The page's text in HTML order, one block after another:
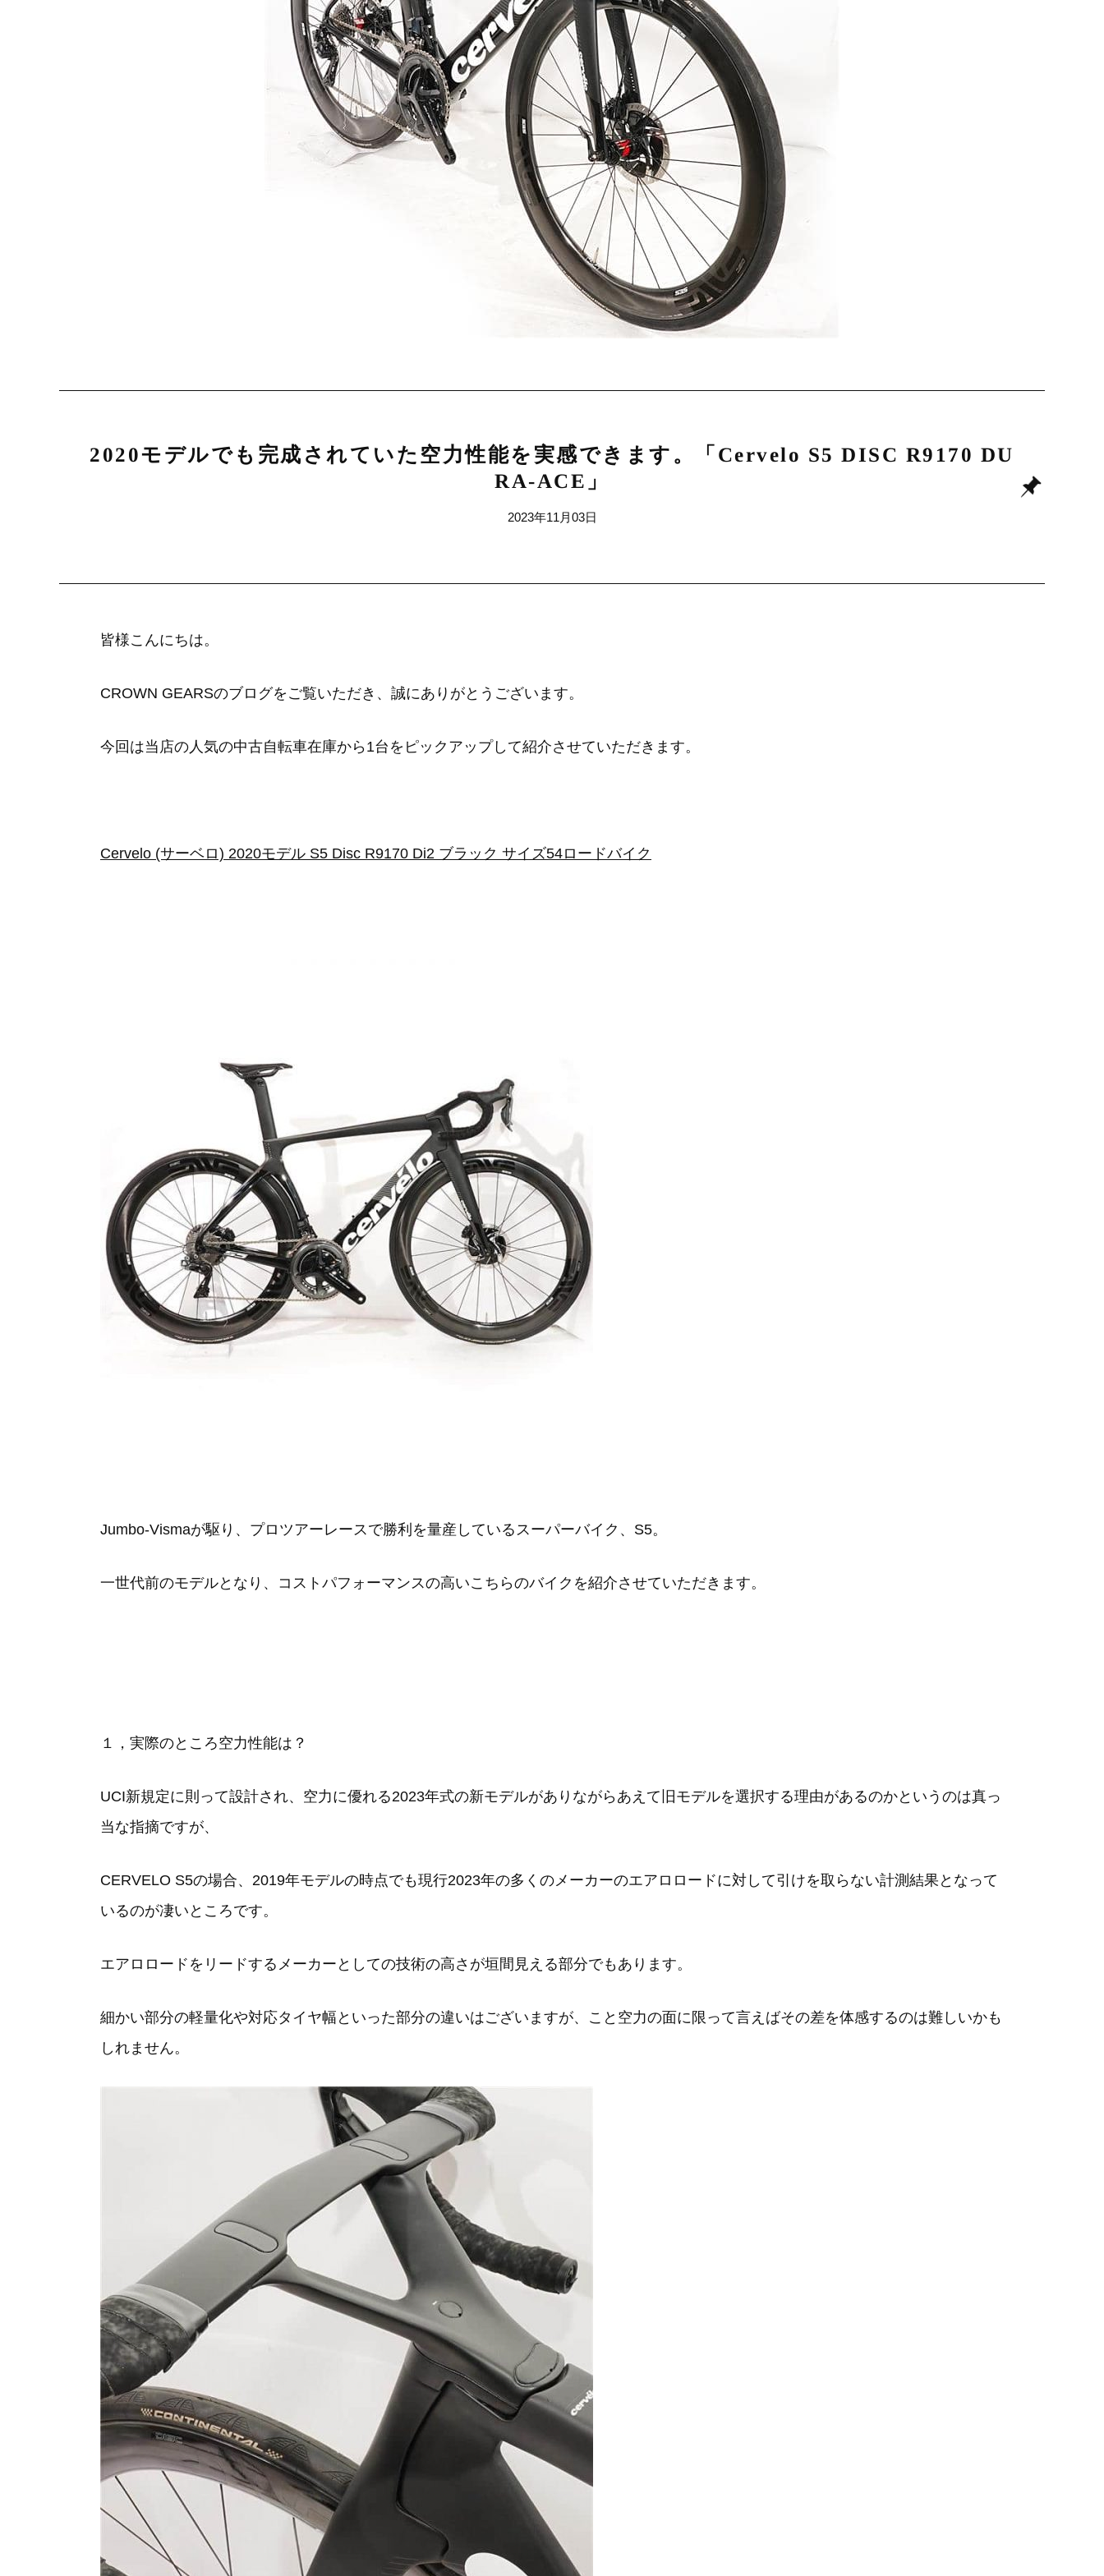
2020モデルでも完成されていた空力性能を実感できます。「Cervelo S5 DISC R9170 DU
RA-ACE」
2023年11月03日
皆様こんにちは。
CROWN GEARSのブログをご覧いただき、誠にありがとうございます。
今回は当店の人気の中古自転車在庫から1台をピックアップして紹介させていただきます。
Cervelo (サーベロ) 2020モデル S5 Disc R9170 Di2 ブラック サイズ54ロードバイク
Jumbo-Vismaが駆り、プロツアーレースで勝利を量産しているスーパーバイク、S5。
一世代前のモデルとなり、コストパフォーマンスの高いこちらのバイクを紹介させていただきます。
１，実際のところ空力性能は？
UCI新規定に則って設計され、空力に優れる2023年式の新モデルがありながらあえて旧モデルを選択する理由があるのかというのは真っ
当な指摘ですが、
CERVELO S5の場合、2019年モデルの時点でも現行2023年の多くのメーカーのエアロロードに対して引けを取らない計測結果となって
いるのが凄いところです。
エアロロードをリードするメーカーとしての技術の高さが垣間見える部分でもあります。
細かい部分の軽量化や対応タイヤ幅といった部分の違いはございますが、こと空力の面に限って言えばその差を体感するのは難しいかも
しれません。